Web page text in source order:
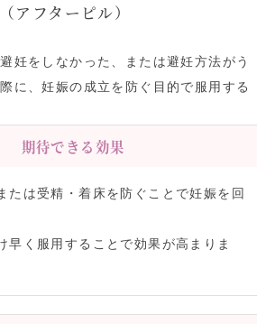
アフターピル）
妊をしなかった、または避妊方法がう
に、妊娠の成立を防ぐ目的で服用する
期待できる効果
たは受精・着床を防ぐことで妊娠を回
早く服用することで効果が高まりま